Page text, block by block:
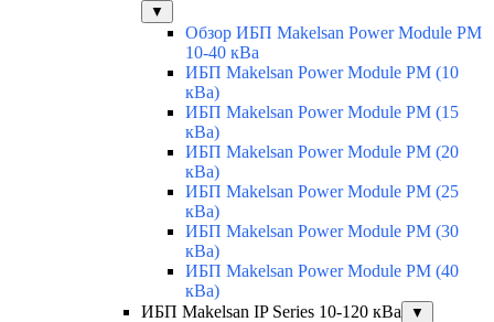
▼
Обзор ИБП Makelsan Power Module PM
10-40 кВа
ИБП Makelsan Power Module PM (10
кВа)
ИБП Makelsan Power Module PM (15
кВа)
ИБП Makelsan Power Module PM (20
кВа)
ИБП Makelsan Power Module PM (25
кВа)
ИБП Makelsan Power Module PM (30
кВа)
ИБП Makelsan Power Module PM (40
кВа)
ИБП Makelsan IP Series 10-120 кВа
▼